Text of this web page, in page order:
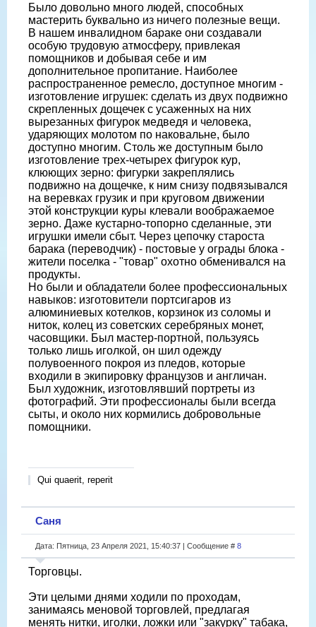
Было довольно много людей, способных
мастерить буквально из ничего полезные вещи.
В нашем инвалидном бараке они создавали
особую трудовую атмосферу, привлекая
помощников и добывая себе и им
дополнительное пропитание. Наиболее
распространенное ремесло, доступное многим -
изготовление игрушек: сделать из двух подвижно
скрепленных дощечек с усаженных на них
вырезанных фигурок медведя и человека,
ударяющих молотом по наковальне, было
доступно многим. Столь же доступным было
изготовление трех-четырех фигурок кур,
клюющих зерно: фигурки закреплялись
подвижно на дощечке, к ним снизу подвязывался
на веревках грузик и при круговом движении
этой конструкции куры клевали воображаемое
зерно. Даже кустарно-топорно сделанные, эти
игрушки имели сбыт. Через цепочку староста
барака (переводчик) - постовые у ограды блока -
жители поселка - "товар" охотно обменивался на
продукты.
Но были и обладатели более профессиональных
навыков: изготовители портсигаров из
алюминиевых котелков, корзинок из соломы и
ниток, колец из советских серебряных монет,
часовщики. Был мастер-портной, пользуясь
только лишь иголкой, он шил одежду
полувоенного покроя из пледов, которые
входили в экипировку французов и англичан.
Был художник, изготовлявший портреты из
фотографий. Эти профессионалы были всегда
сыты, и около них кормились добровольные
помощники.
Qui quaerit, reperit
Саня
Дата: Пятница, 23 Апреля 2021, 15:40:37 | Сообщение # 8
Торговцы.
Эти целыми днями ходили по проходам,
занимаясь меновой торговлей, предлагая
менять нитки, иголки, ложки или "закурку" табака,